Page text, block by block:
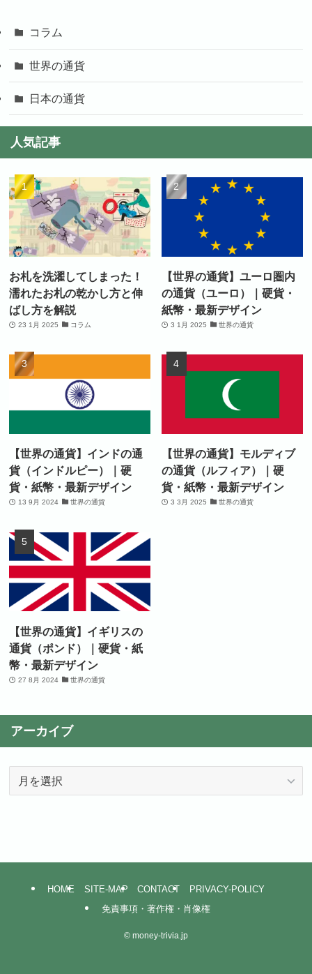
コラム
世界の通貨
日本の通貨
人気記事
お札を洗濯してしまった！
濡れたお札の乾かし方と伸
ばし方を解説
23 1月 2025 コラム
【世界の通貨】ユーロ圏内
の通貨（ユーロ）｜硬貨・
紙幣・最新デザイン
3 1月 2025 世界の通貨
【世界の通貨】インドの通
貨（インドルピー）｜硬
貨・紙幣・最新デザイン
13 9月 2024 世界の通貨
【世界の通貨】モルディブ
の通貨（ルフィア）｜硬
貨・紙幣・最新デザイン
3 3月 2025 世界の通貨
【世界の通貨】イギリスの
通貨（ポンド）｜硬貨・紙
幣・最新デザイン
27 8月 2024 世界の通貨
アーカイブ
HOME SITE-MAP CONTACT
PRIVACY-POLICY
免責事項・著作権・肖像権
© money-trivia.jp